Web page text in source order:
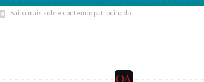
Saiba mais sobre conteúdo patrocinado
Saiba mais sobre conteúdo patrocinado